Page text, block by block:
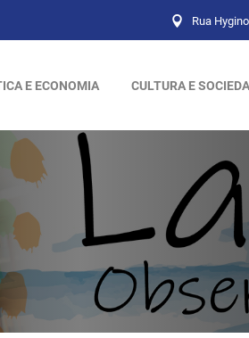
Rua
E ECONOMIA CULTURA E